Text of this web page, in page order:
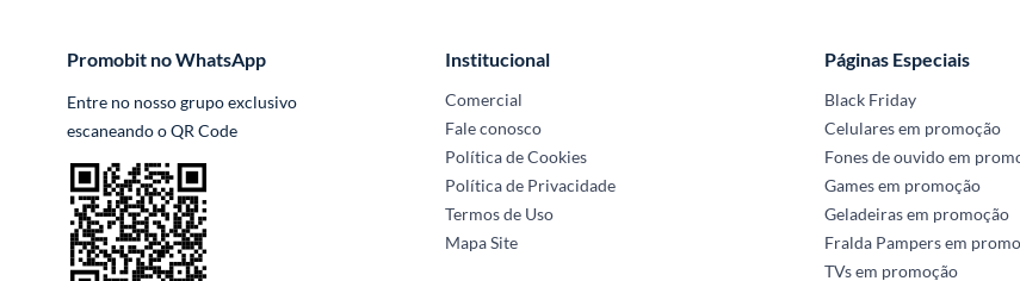
Promobit no WhatsApp
Entre no nosso grupo exclusivo
escaneando o QR Code
Institucional
Comercial
Fale conosco
Política de Cookies
Política de Privacidade
Termos de Uso
Mapa Site
Páginas Especiais
Black Friday
Celulares em promoção
Fones de ouvido em
Games em promoção
Geladeiras em promoção
Fralda Pampers em
TVs em promoção